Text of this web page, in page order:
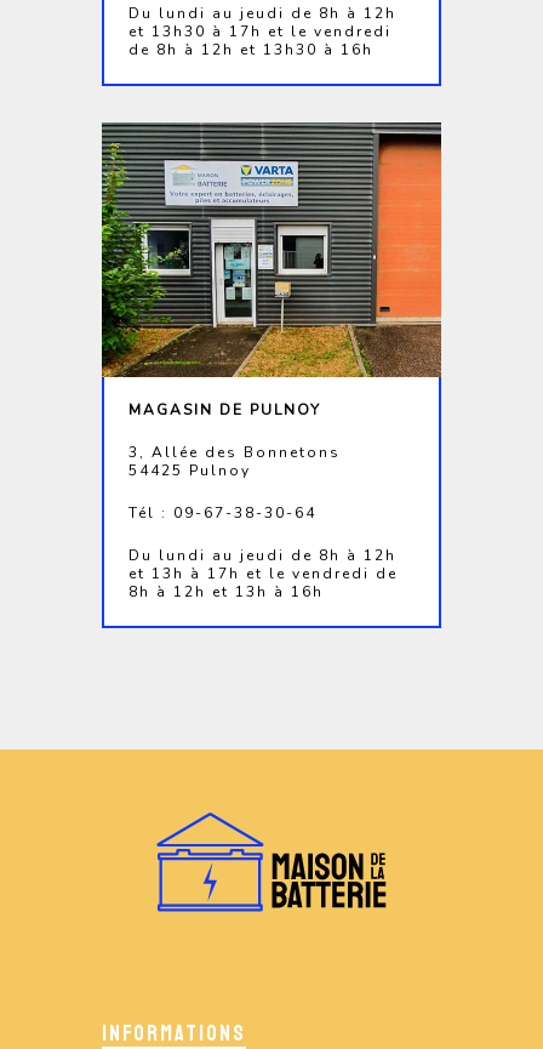
Du lundi au jeudi de 8h à 12h
et 13h30 à 17h et le vendredi
de 8h à 12h et 13h30 à 16h
MAGASIN DE PULNOY
3, Allée des Bonnetons
54425 Pulnoy
Tél : 09-67-38-30-64
Du lundi au jeudi de 8h à 12h
et 13h à 17h et le vendredi de
8h à 12h et 13h à 16h
INFORMATIONS